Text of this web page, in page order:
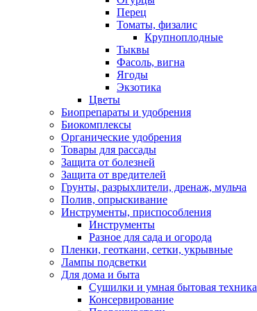
Перец
Томаты, физалис
Крупноплодные
Тыквы
Фасоль, вигна
Ягоды
Экзотика
Цветы
Биопрепараты и удобрения
Биокомплексы
Органические удобрения
Товары для рассады
Защита от болезней
Защита от вредителей
Грунты, разрыхлители, дренаж, мульча
Полив, опрыскивание
Инструменты, приспособления
Инструменты
Разное для сада и огорода
Пленки, геоткани, сетки, укрывные
Лампы подсветки
Для дома и быта
Сушилки и умная бытовая техника
Консервирование